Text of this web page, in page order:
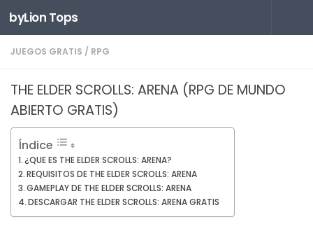
Saltar al contenido
byLion Tops
JUEGOS GRATIS / RPG
THE ELDER SCROLLS: ARENA (RPG DE MUNDO
ABIERTO GRATIS)
Índice
¿QUE ES THE ELDER SCROLLS: ARENA?
REQUISITOS DE THE ELDER SCROLLS: ARENA
GAMEPLAY DE THE ELDER SCROLLS: ARENA
DESCARGAR THE ELDER SCROLLS: ARENA GRATIS